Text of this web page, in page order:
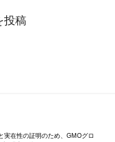
投稿
実在性の証明のため、GMOグロ